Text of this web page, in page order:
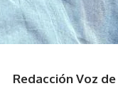
Redacción Voz